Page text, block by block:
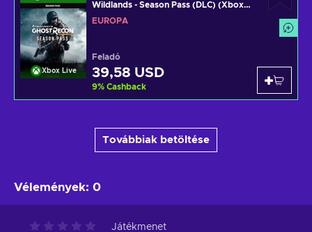
Xbox Live
Wildlands - Season Pass (DLC) (Xbox
One) Xbox Live Key EUROPE
EURÓPA
Feladó
39,58 USD
9% Cashback
Továbbiak betöltése
Vélemények: 0
Játékmenet